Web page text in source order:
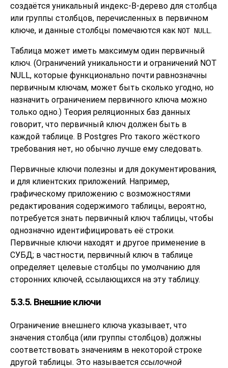
создаётся уникальный индекс-B-дерево для столбца
или группы столбцов, перечисленных в первичном
ключе, и данные столбцы помечаются как NOT NULL .
Таблица может иметь максимум один первичный
ключ. (Ограничений уникальности и ограничений NOT
NULL, которые функционально почти равнозначны
первичным ключам, может быть сколько угодно, но
назначить ограничением первичного ключа можно
только одно.) Теория реляционных баз данных
говорит, что первичный ключ должен быть в
каждой таблице. В Postgres Pro такого жёсткого
требования нет, но обычно лучше ему следовать.
Первичные ключи полезны и для документирования,
и для клиентских приложений. Например,
графическому приложению с возможностями
редактирования содержимого таблицы, вероятно,
потребуется знать первичный ключ таблицы, чтобы
однозначно идентифицировать её строки.
Первичные ключи находят и другое применение в
СУБД; в частности, первичный ключ в таблице
определяет целевые столбцы по умолчанию для
сторонних ключей, ссылающихся на эту таблицу.
5.3.5. Внешние ключи
Ограничение внешнего ключа указывает, что
значения столбца (или группы столбцов) должны
соответствовать значениям в некоторой строке
другой таблицы. Это называется ссылочной